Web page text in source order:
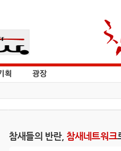
참새들의 반란, 참새네트워크